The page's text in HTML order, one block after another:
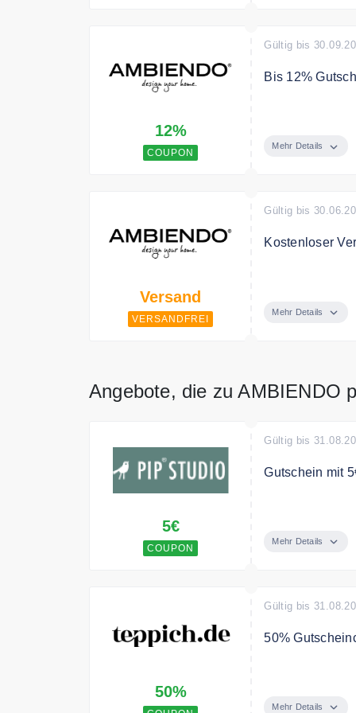
12%
COUPON
Gültig bis
Bis 12%
Bedingungen
Mehr Details
Versand
VERSANDFREI
Gültig bis
Kostenloser
Mehr Details
Angebote, die zu AMBIENDO
5€
COUPON
Gültig bis
Gutschein mit
Mehr Details
50%
Gültig bis
50%
Produkte.
und
Mehr Details